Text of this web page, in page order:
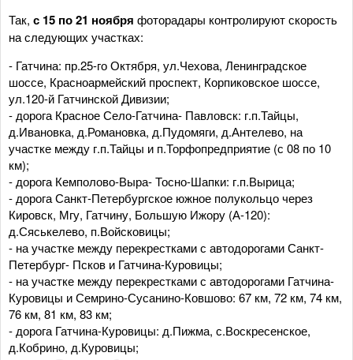
Так, с 15 по 21 ноября фоторадары контролируют скорость
на следующих участках:
- Гатчина: пр.25-го Октября, ул.Чехова, Ленинградское
шоссе, Красноармейский проспект, Корпиковское шоссе,
ул.120-й Гатчинской Дивизии;
- дорога Красное Село-Гатчина- Павловск: г.п.Тайцы,
д.Ивановка, д.Романовка, д.Пудомяги, д.Антелево, на
участке между г.п.Тайцы и п.Торфопредприятие (с 08 по 10
км);
- дорога Кемполово-Выра- Тосно-Шапки: г.п.Вырица;
- дорога Санкт-Петербургское южное полукольцо через
Кировск, Мгу, Гатчину, Большую Ижору (А-120):
д.Сяськелево, п.Войсковицы;
- на участке между перекрестками с автодорогами Санкт-
Петербург- Псков и Гатчина-Куровицы;
- на участке между перекрестками с автодорогами Гатчина-
Куровицы и Семрино-Сусанино-Ковшово: 67 км, 72 км, 74 км,
76 км, 81 км, 83 км;
- дорога Гатчина-Куровицы: д.Пижма, с.Воскресенское,
д.Кобрино, д.Куровицы;